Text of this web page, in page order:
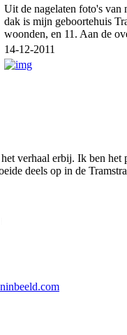
Uit de nagelaten foto's van
dak is mijn geboortehuis
woonden, en 11. Aan de
14-12-2011
verhaal erbij. Ik ben
deels op in de